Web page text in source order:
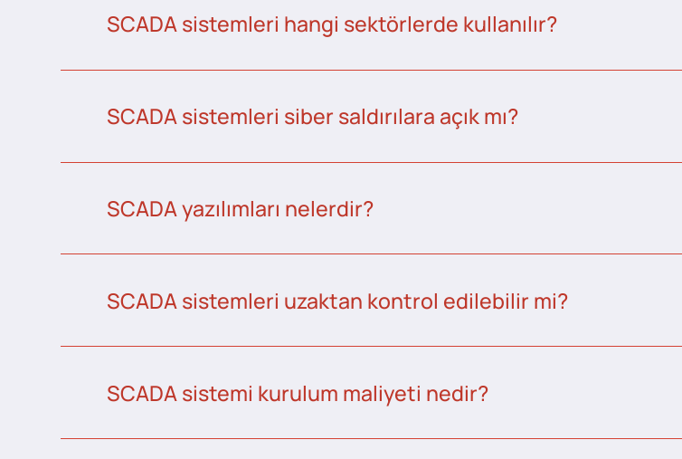
SCADA sistemleri hangi sektörlerde kullanılır?
SCADA sistemleri siber saldırılara açık mı?
SCADA yazılımları nelerdir?
SCADA sistemleri uzaktan kontrol edilebilir mi?
SCADA sistemi kurulum maliyeti nedir?